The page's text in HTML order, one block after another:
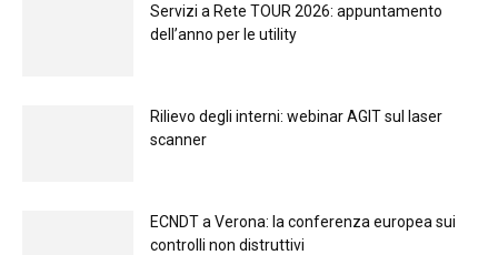
Servizi a Rete TOUR 2026: appuntamento
dell’anno per le utility
Rilievo degli interni: webinar AGIT sul laser
scanner
ECNDT a Verona: la conferenza europea sui
controlli non distruttivi